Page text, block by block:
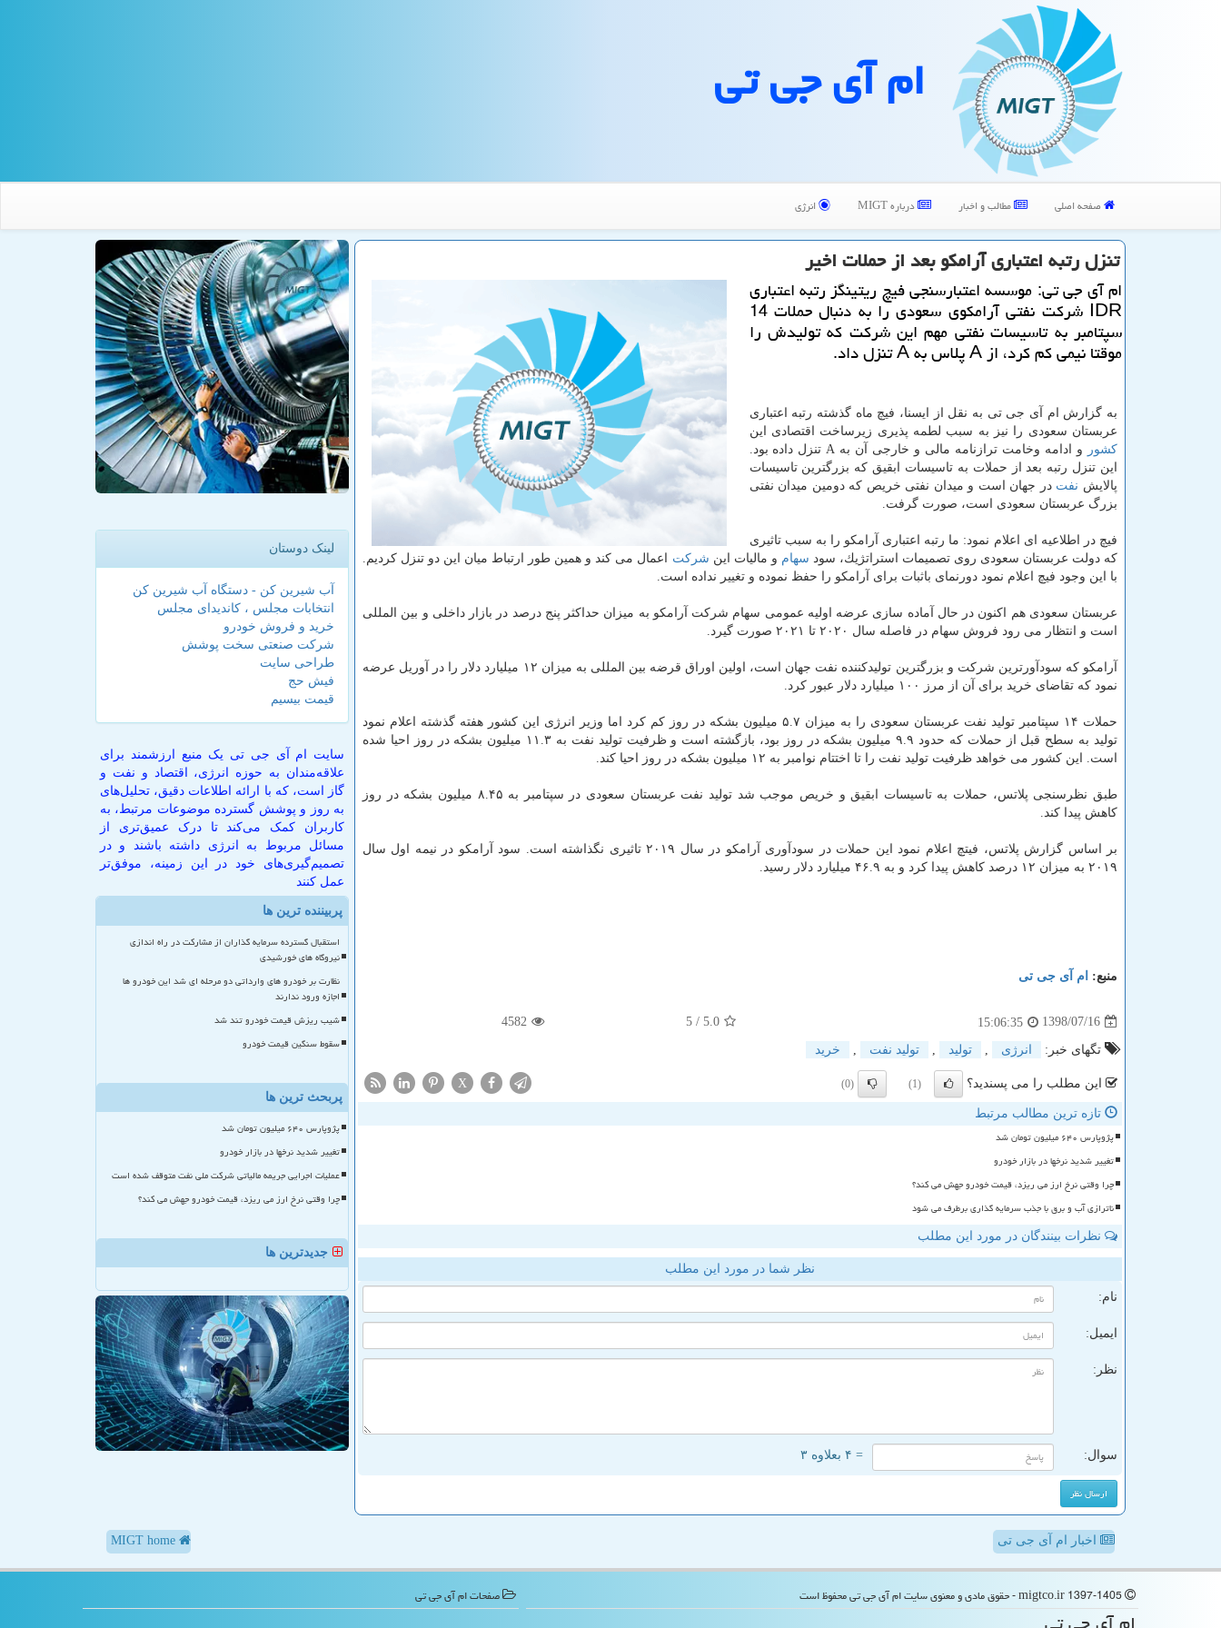
ام آی جی تی
صفحه اصلی مطالب و اخبار درباره MIGT انرژی
تنزل رتبه اعتباری آرامكو بعد از حملات اخیر
ام آی جی تی: موسسه اعتبارسنجی فیچ ریتینگز رتبه اعتباری
IDR شركت نفتی آرامكوی سعودی را به دنبال حملات 14
سپتامبر به تاسیسات نفتی مهم این شركت كه تولیدش را
موقتا نیمی كم كرد، از A پلاس به A تنزل داد.
به گزارش ام آی جی تی به نقل از ایسنا، فیچ ماه گذشته رتبه اعتباری
عربستان سعودی را نیز به سبب لطمه پذیری زیرساخت اقتصادی این
كشور
و ادامه وخامت ترازنامه مالی و خارجی آن به A تنزل داده بود.
این تنزل رتبه بعد از حملات به تاسیسات ابقیق كه بزرگترین تاسیسات
پالایش نفت در جهان است و میدان نفتی خریص كه دومین میدان نفتی
بزرگ عربستان سعودی است، صورت گرفت.
فیچ در اطلاعیه ای اعلام نمود: ما رتبه اعتباری آرامكو را به سبب تاثیری
كه دولت عربستان سعودی روی تصمیمات استراتژیك، سود سهام و مالیات این شركت اعمال می كند و همین طور ارتباط میان این دو تنزل كردیم.
با این وجود فیچ اعلام نمود دورنمای باثبات برای آرامكو را حفظ نموده و تغییر نداده است.
عربستان سعودی هم اكنون در حال آماده سازی عرضه اولیه عمومی سهام شركت آرامكو به میزان حداكثر پنج درصد در بازار داخلی و بین المللی
است و انتظار می رود فروش سهام در فاصله سال ۲۰۲۰ تا ۲۰۲۱ صورت گیرد.
آرامكو كه سودآورترین شركت و بزرگترین تولیدكننده نفت جهان است، اولین اوراق قرضه بین المللی به میزان ۱۲ میلیارد دلار را در آوریل عرضه
نمود كه تقاضای خرید برای آن از مرز ۱۰۰ میلیارد دلار عبور كرد.
حملات ۱۴ سپتامبر تولید نفت عربستان سعودی را به میزان ۵.۷ میلیون بشكه در روز كم كرد اما وزیر انرژی این كشور هفته گذشته اعلام نمود
تولید به سطح قبل از حملات كه حدود ۹.۹ میلیون بشكه در روز بود، بازگشته است و ظرفیت تولید نفت به ۱۱.۳ میلیون بشكه در روز احیا شده
است. این كشور می خواهد ظرفیت تولید نفت را تا اختتام نوامبر به ۱۲ میلیون بشكه در روز احیا كند.
طبق نظرسنجی پلاتس، حملات به تاسیسات ابقیق و خریص موجب شد تولید نفت عربستان سعودی در سپتامبر به ۸.۴۵ میلیون بشكه در روز
كاهش پیدا كند.
بر اساس گزارش پلاتس، فیتچ اعلام نمود این حملات در سودآوری آرامكو در سال ۲۰۱۹ تاثیری نگذاشته است. سود آرامكو در نیمه اول سال
۲۰۱۹ به میزان ۱۲ درصد كاهش پیدا كرد و به ۴۶.۹ میلیارد دلار رسید.
منبع: ام آی جی تی
1398/07/16
15:06:35
5.0
/ 5
4582
تگهای خبر: انرژی تولید تولید نفت خرید
این مطلب را می پسندید؟ (1)
(0)
X
تازه ترین مطالب مرتبط
پژوپارس ۶۴۰ میلیون تومان شد
تغییر شدید نرخها در بازار خودرو
چرا وقتی نرخ ارز می ریزد، قیمت خودرو جهش می کند؟
ناترازی آب و برق با جذب سرمایه گذاری برطرف می شود
نظرات بینندگان در مورد این مطلب
نظر شما در مورد این مطلب
نام:
ایمیل:
نظر:
سوال: = ۴ بعلاوه ۳
لینک دوستان
آب شیرین کن - دستگاه آب شیرین کن
انتخابات مجلس ، کاندیدای مجلس
خرید و فروش خودرو
شرکت صنعتی سخت پوشش
طراحی سایت
فیش حج
قیمت بیسیم
سایت ام آی جی تی یک منبع ارزشمند برای
علاقه‌مندان به حوزه انرژی، اقتصاد و نفت و
گاز است، که با ارائه اطلاعات دقیق، تحلیل‌های
به روز و پوشش گسترده موضوعات مرتبط، به
کاربران کمک می‌کند تا درک عمیق‌تری از
مسائل مربوط به انرژی داشته باشند و در
تصمیم‌گیری‌های خود در این زمینه، موفق‌تر
عمل کنند
پربیننده ترین ها
استقبال گسترده سرمایه گذاران از مشارکت در راه اندازی
نیروگاه های خورشیدی
نظارت بر خودرو های وارداتی دو مرحله ای شد این خودرو ها
اجازه ورود ندارند
شیب ریزش قیمت خودرو تند شد
سقوط سنگین قیمت خودرو
پربحث ترین ها
پژوپارس ۶۴۰ میلیون تومان شد
تغییر شدید نرخها در بازار خودرو
عملیات اجرایی جریمه مالیاتی شرکت ملی نفت متوقف شده است
چرا وقتی نرخ ارز می ریزد، قیمت خودرو جهش می کند؟
جدیدترین ها
اخبار ام آی جی تی
صفحات ام آی جی تی